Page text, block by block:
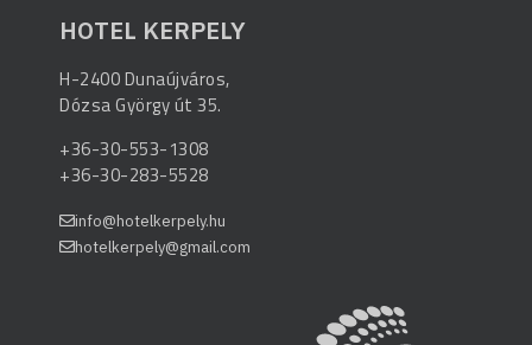
HOTEL KERPELY
H-2400 Dunaújváros,
Dózsa György út 35.
+36-30-553-1308
+36-30-283-5528
info@hotelkerpely.hu
hotelkerpely@gmail.com